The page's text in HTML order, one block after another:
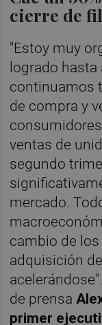
cierre de
"Estoy muy
logrado
continuamos
de compra y
ventas de
segundo
mercado.
cambio de
adquisición
de prensa
primer